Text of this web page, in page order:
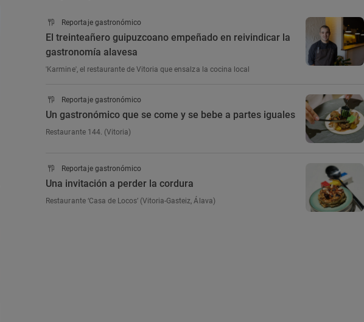
Reportaje gastronómico
El treinteañero guipuzcoano empeñado en reivindicar la
gastronomía alavesa
'Karmine', el restaurante de Vitoria que ensalza la cocina local
Reportaje gastronómico
Un gastronómico que se come y se bebe a partes iguales
Restaurante 144. (Vitoria)
Reportaje gastronómico
Una invitación a perder la cordura
Restaurante ‘Casa de Locos’ (Vitoria-Gasteiz, Álava)